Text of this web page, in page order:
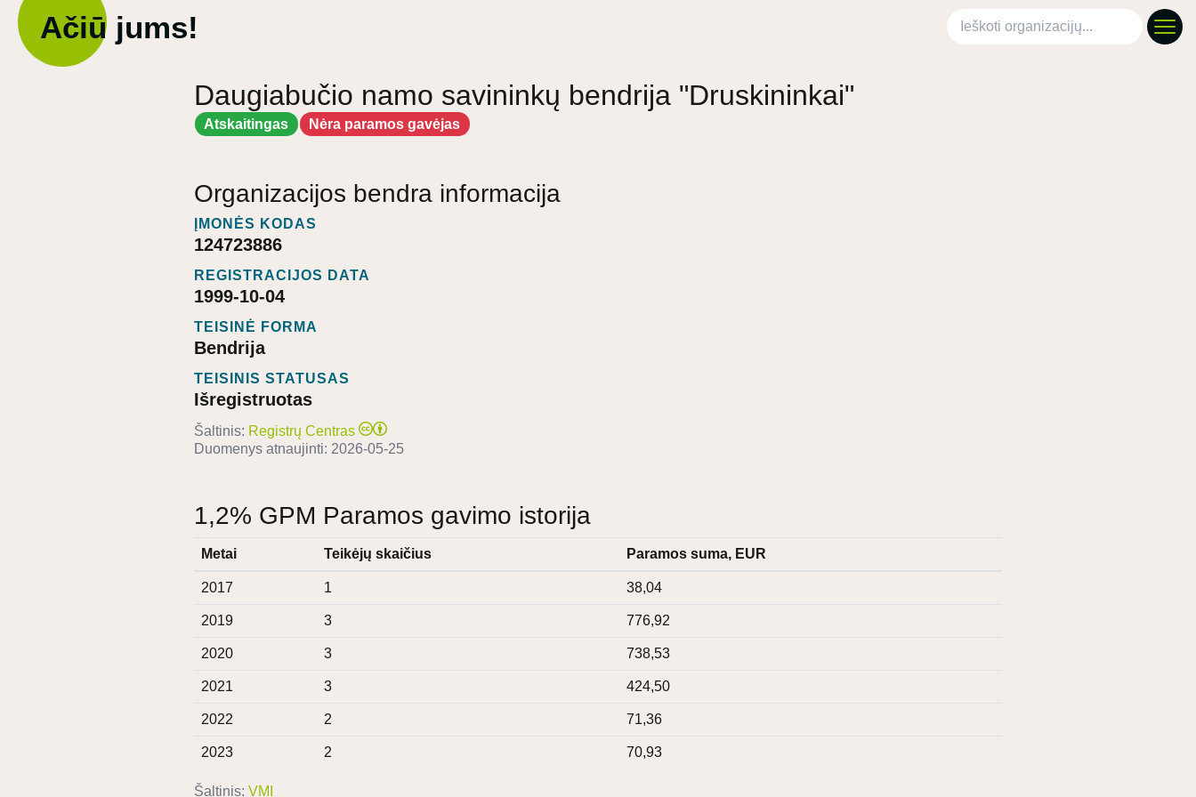
Ačiū jums! Ieškoti organizacijų
Daugiabučio namo savininkų bendrija "Druskininkai"
Atskaitingas Nėra paramos gavėjas
Organizacijos bendra informacija
ĮMONĖS KODAS
124723886
REGISTRACIJOS DATA
1999-10-04
TEISINĖ FORMA
Bendrija
TEISINIS STATUSAS
Išregistruotas
Šaltinis: Registrų Centras
Duomenys atnaujinti: 2026-05-25
1,2% GPM Paramos gavimo istorija
Metai Teikėjų skaičius Paramos suma, EUR
2017 1 38,04
2019 3 776,92
2020 3 738,53
2021 3 424,50
2022 2 71,36
2023 2 70,93
Šaltinis: VMI